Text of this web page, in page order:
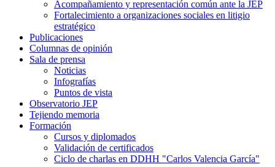
Acompañamiento y representación común ante la JEP
Fortalecimiento a organizaciones sociales en litigio
estratégico
Publicaciones
Columnas de opinión
Sala de prensa
Noticias
Infografías
Puntos de vista
Observatorio JEP
Tejiendo memoria
Formación
Cursos y diplomados
Validación de certificados
Ciclo de charlas en DDHH "Carlos Valencia García"